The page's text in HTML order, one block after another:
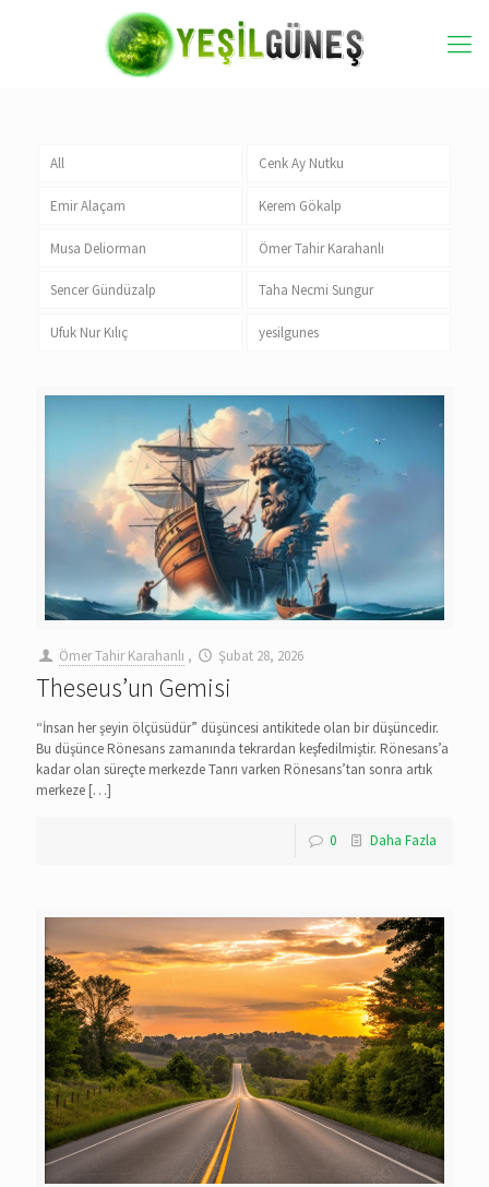
All Cenk Ay Nutku
Emir Alaçam Kerem Gökalp
Musa Deliorman Ömer Tahir Karahanlı
Sencer Gündüzalp Taha Necmi Sungur
Ufuk Nur Kılıç yesilgunes
Ömer Tahir Karahanlı , Şubat 28, 2026
Theseus’un Gemisi
“İnsan her şeyin ölçüsüdür” düşüncesi antikitede olan bir düşüncedir.
Bu düşünce Rönesans zamanında tekrardan keşfedilmiştir. Rönesans’a
kadar olan süreçte merkezde Tanrı varken Rönesans’tan sonra artık
merkeze […]
0 Daha Fazla